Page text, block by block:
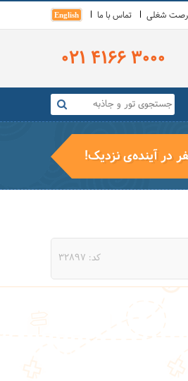
شغلی تماس با ما English
021 4166 3000
در آینده‌ی نزدیک!
کد: 32897